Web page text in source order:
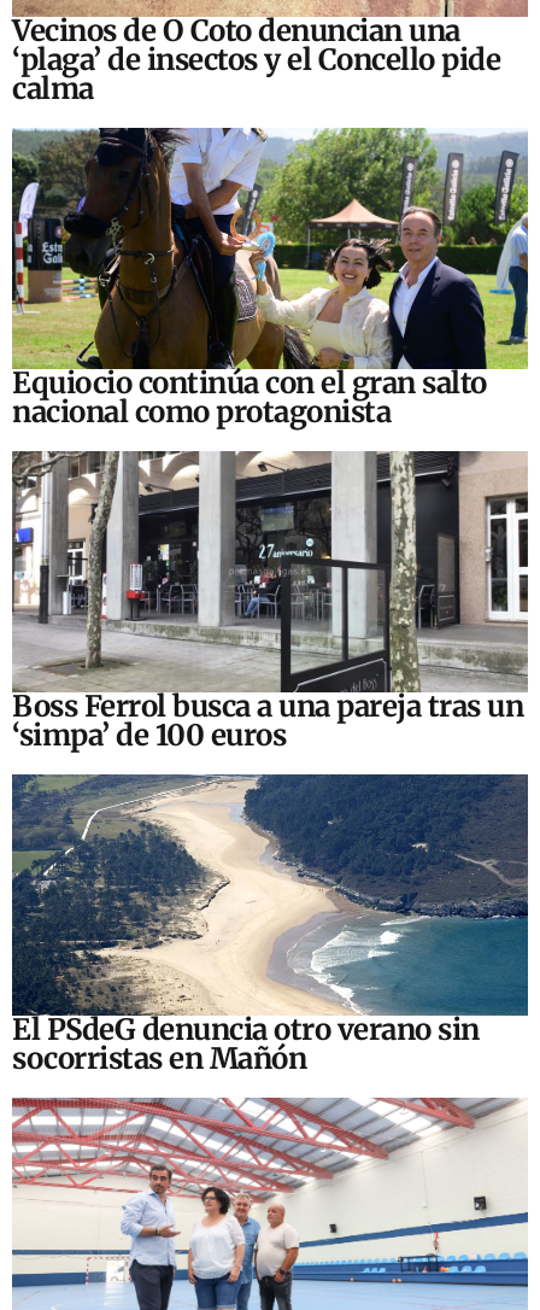
Vecinos de O Coto denuncian una
‘plaga’ de insectos y el Concello pide
calma
Equiocio continúa con el gran salto
nacional como protagonista
Boss Ferrol busca a una pareja tras un
‘simpa’ de 100 euros
El PSdeG denuncia otro verano sin
socorristas en Mañón